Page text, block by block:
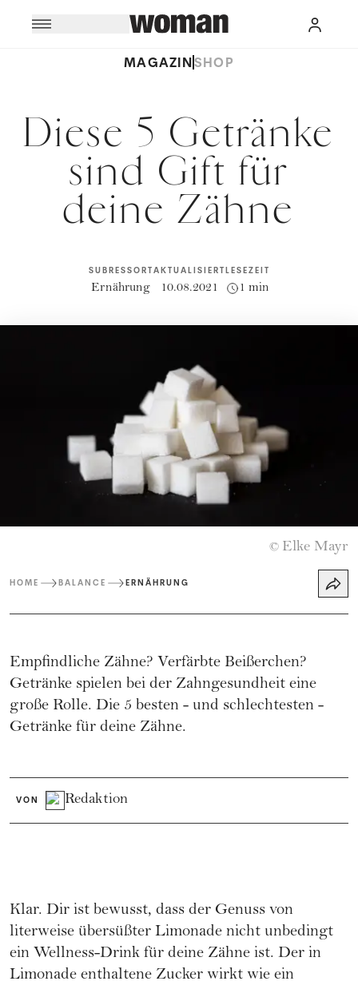
MAGAZINSHOP
Diese 5 Getränke
sind Gift für
deine Zähne
SUBRESSORT
Ernährung
AKTUALISIERT
10.08.2021
LESEZEIT
1 min
© Elke Mayr
HOME BALANCE ERNÄHRUNG
Empfindliche Zähne? Verfärbte Beißerchen?
Getränke spielen bei der Zahngesundheit eine
große Rolle. Die 5 besten - und schlechtesten -
Getränke für deine Zähne.
VON Redaktion
Klar. Dir ist bewusst, dass der Genuss von
literweise übersüßter Limonade nicht unbedingt
ein Wellness-Drink für deine Zähne ist. Der in
Limonade enthaltene Zucker wirkt wie ein